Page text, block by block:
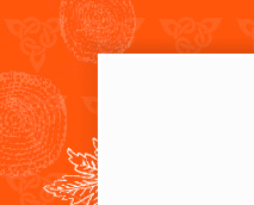
Jdi na obsah
Jdi na menu